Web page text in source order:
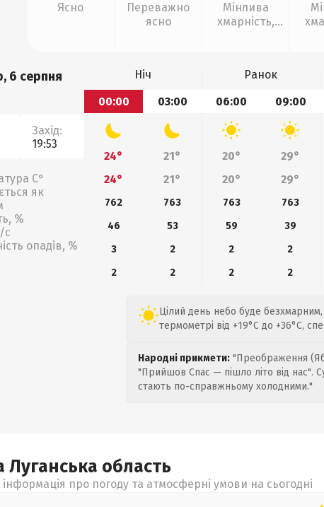
Ясно
Переважно
ясно
Мінлива
хмарність,
6 серпня
Захід:
19:53
С°
як
%
с
опадів, %
Ніч Ранок
00:00
03:00 06:00 09:00
24° 21° 20° 29°
24°
21° 20° 29°
762 763 763 763
46
53 59 39
3
2 2 2
2
2 2 2
Цілий день небо буде
термометрі від +19°C до +36°C,
Народні прикмети: "Преображення
"Прийшов Спас — пішло літо від нас".
стають по-справжньому холодними."
Луганська область
про погоду та атмосферні умови на сьогодні